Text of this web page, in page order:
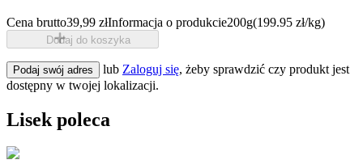
Cena brutto39,99 złInformacja o produkcie200g(199.95 zł/kg)
Dodaj do koszyka
Podaj swój adres lub Zaloguj się, żeby sprawdzić czy produkt jest
dostępny w twojej lokalizacji.
Lisek poleca